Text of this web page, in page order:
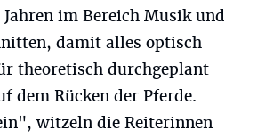
im Bereich Musik und
damit alles optisch
theoretisch durchgeplant
dem Rücken der Pferde.
witzeln die Reiterinnen